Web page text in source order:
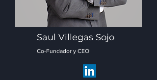
Saul Villegas Sojo
Co-Fundador y CEO